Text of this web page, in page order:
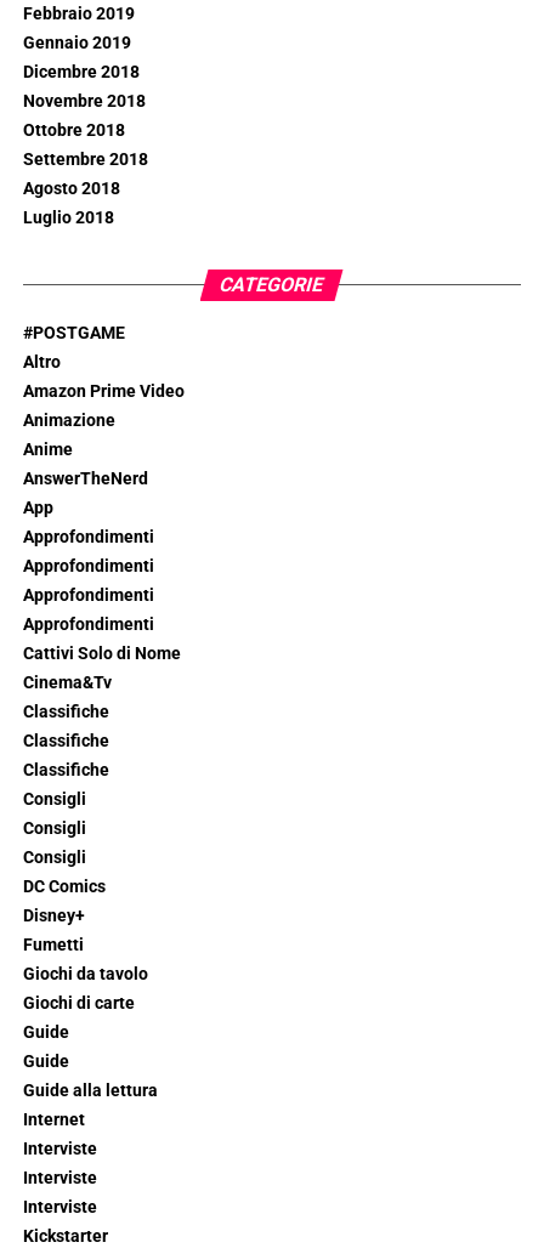
Febbraio 2019
Gennaio 2019
Dicembre 2018
Novembre 2018
Ottobre 2018
Settembre 2018
Agosto 2018
Luglio 2018
CATEGORIE
#POSTGAME
Altro
Amazon Prime Video
Animazione
Anime
AnswerTheNerd
App
Approfondimenti
Approfondimenti
Approfondimenti
Approfondimenti
Cattivi Solo di Nome
Cinema&Tv
Classifiche
Classifiche
Classifiche
Consigli
Consigli
Consigli
DC Comics
Disney+
Fumetti
Giochi da tavolo
Giochi di carte
Guide
Guide
Guide alla lettura
Internet
Interviste
Interviste
Interviste
Kickstarter